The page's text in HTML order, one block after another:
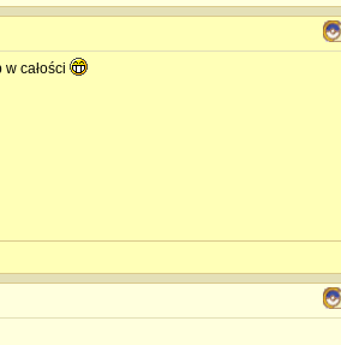
całości